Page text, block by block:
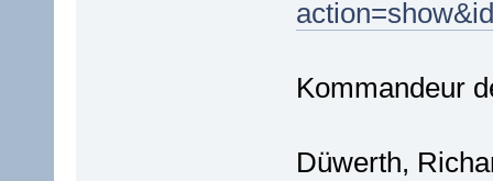
Kommandeur
Düwerth,